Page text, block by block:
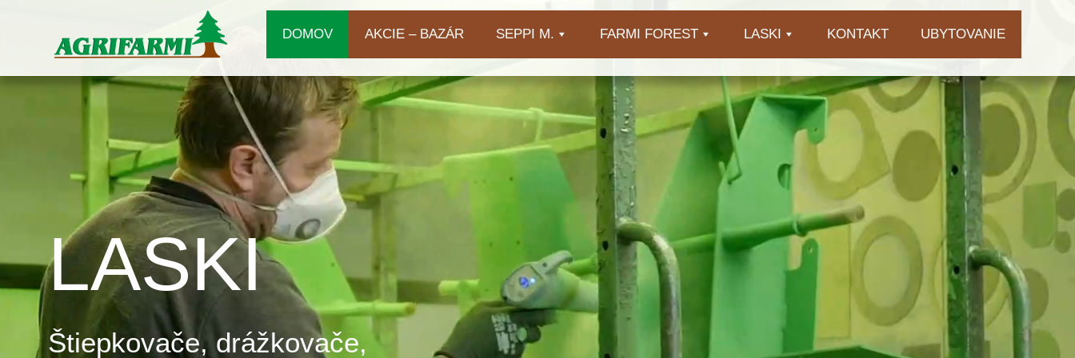
DOMOV AKCIE – BAZÁR SEPPI M. FARMI FOREST LASKI KONTAKT UBYTOVANIE
LASKI
Štiepkovače, drážkovače,